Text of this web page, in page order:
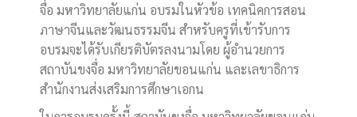
จื่อ มหาวิทยาลัยแก่น อบรมในหัวข้อ เทคนิคการสอน
ภาษาจีนและวัฒนธรรมจีน สำหรับครูที่เข้ารับการ
อบรมจะได้รับเกียรติบัตรลงนามโดย ผู้อำนวยการ
สถาบันขงจื่อ มหาวิทยาลัยขอนแก่น และเลขาธิการ
สำนักงานส่งเสริมการศึกษาเอกน